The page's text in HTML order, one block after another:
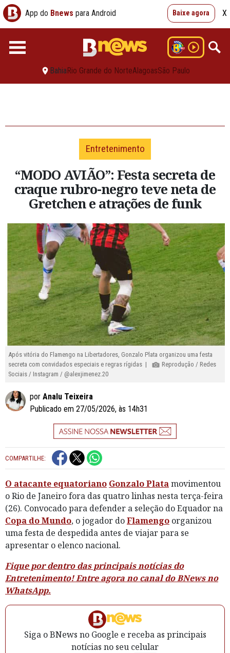
App do Bnews para Android Baixe agora X
BahiaRio Grande do NorteAlagoasSão Paulo
Entretenimento
“MODO AVIÃO”: Festa secreta de
craque rubro-negro teve neta de
Gretchen e atrações de funk
Após vitória do Flamengo na Libertadores, Gonzalo Plata organizou uma festa
secreta com convidados especiais e regras rígidas |
Reprodução / Redes
Sociais / Instagram / @alexjimenez.20
por Analu Teixeira
Publicado em 27/05/2026, às 14h31
COMPARTILHE:
O atacante equatoriano Gonzalo Platamovimentou
o Rio de Janeiro fora das quatro linhas nesta terça-feira
(26). Convocado para defender a seleção do Equador na
Copa do Mundo, o jogador doFlamengo organizou
uma festa de despedida antes de viajar para se
apresentar o elenco nacional.
Fique por dentro das principais notícias do
Entretenimento! Entre agora no canal do BNews no
WhatsApp.
Siga o BNews no Google e receba as principais
notícias no seu celular